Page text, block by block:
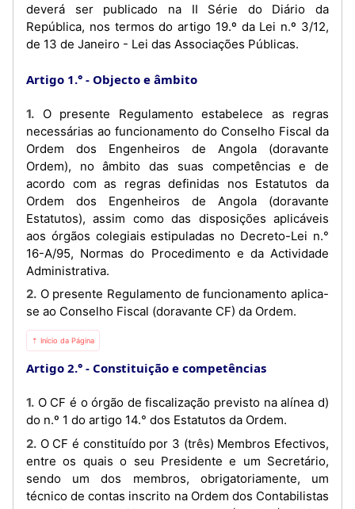
deverá ser publicado na II Série do Diário da
República, nos termos do artigo 19.º da Lei n.º 3/12,
de 13 de Janeiro - Lei das Associações Públicas.
Artigo 1.° Objecto e âmbito
1. O presente Regulamento estabelece as regras
necessárias ao funcionamento do Conselho Fiscal da
Ordem dos Engenheiros de Angola (doravante
Ordem), no âmbito das suas competências e de
acordo com as regras definidas nos Estatutos da
Ordem dos Engenheiros de Angola (doravante
Estatutos), assim como das disposições aplicáveis
aos órgãos colegiais estipuladas no Decreto-Lei n.°
16-A/95, Normas do Procedimento e da Actividade
Administrativa.
2. O presente Regulamento de funcionamento aplica-
se ao Conselho Fiscal (doravante CF) da Ordem.
⇡ Início da Página
Artigo 2.° Constituição e competências
1. O CF é o órgão de fiscalização previsto na alínea d)
do n.º 1 do artigo 14.° dos Estatutos da Ordem.
2. O CF é constituído por 3 (três) Membros Efectivos,
entre os quais o seu Presidente e um Secretário,
sendo um dos membros, obrigatoriamente, um
técnico de contas inscrito na Ordem dos Contabilistas